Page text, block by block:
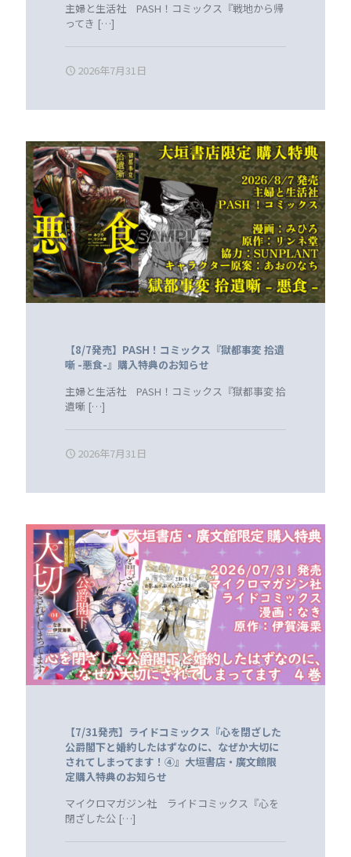
主婦と生活社 PASH！コミックス『戦地から帰
ってき […]
2026年7月31日
【8/7発売】PASH！コミックス『獄都事変 拾遺
噺 -悪食-』購入特典のお知らせ
主婦と生活社 PASH！コミックス『獄都事変 拾
遺噺 […]
2026年7月31日
【7/31発売】ライドコミックス『心を閉ざした
公爵閣下と婚約したはずなのに、なぜか大切に
されてしまってます！④』大垣書店・廣文館限
定購入特典のお知らせ
マイクロマガジン社 ライドコミックス『心を
閉ざした公 […]